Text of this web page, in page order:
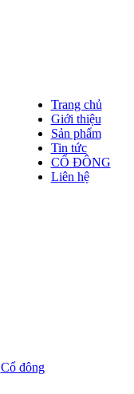
Trang chủ
Giới thiệu
Sản phẩm
Tin tức
CỔ ĐÔNG
Liên hệ
Cổ đông